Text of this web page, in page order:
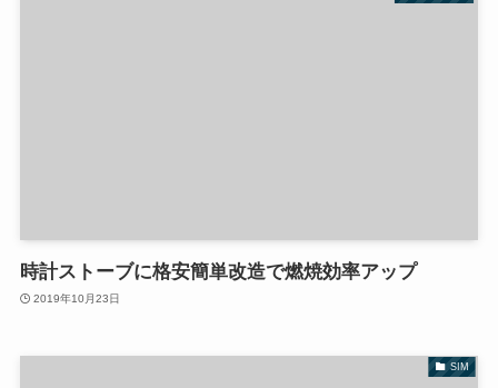
時計ストーブに格安簡単改造で燃焼効率アップ
2019年10月23日
SIM